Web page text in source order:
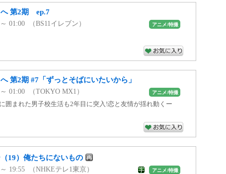
へ 第2期 ep.7
01:00 （BS11イレブン） アニメ/特撮
第2期 #7「ずっとそばにいたいから」
01:00 （TOKYO MX1） アニメ/特撮
囲まれた男子校生活も2年目に突入!恋と友情が揺れ動くー
19）俺たちにないもの
19:55 （NHKEテレ1東京） アニメ/特撮